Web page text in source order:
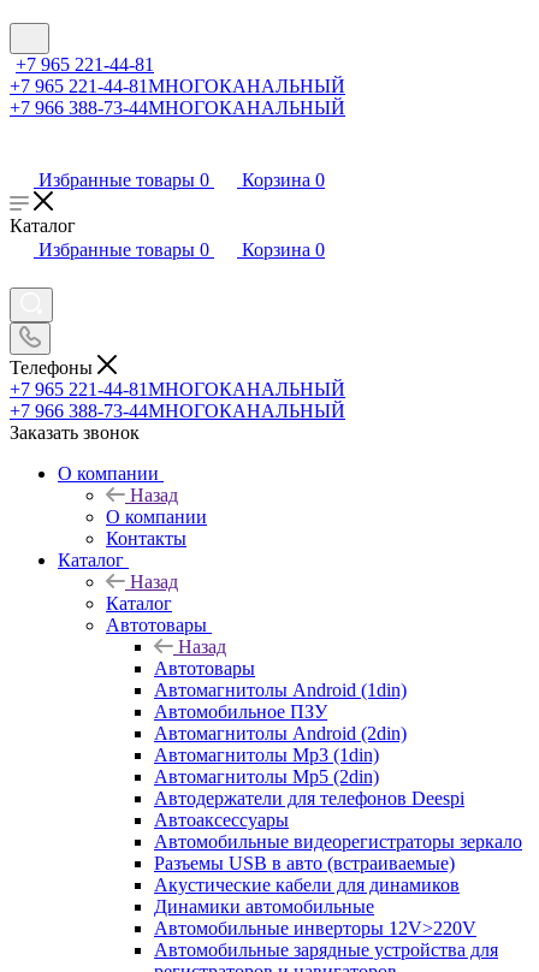
+7 965 221-44-81
+7 965 221-44-81МНОГОКАНАЛЬНЫЙ
+7 966 388-73-44МНОГОКАНАЛЬНЫЙ
Избранные товары 0 Корзина 0
Каталог
Избранные товары 0 Корзина 0
Телефоны
+7 965 221-44-81МНОГОКАНАЛЬНЫЙ
+7 966 388-73-44МНОГОКАНАЛЬНЫЙ
Заказать звонок
О компании
Назад
О компании
Контакты
Каталог
Назад
Каталог
Автотовары
Назад
Автотовары
Автомагнитолы Android (1din)
Автомобильное ПЗУ
Автомагнитолы Android (2din)
Автомагнитолы Mp3 (1din)
Автомагнитолы Mp5 (2din)
Автодержатели для телефонов Deespi
Автоаксессуары
Автомобильные видеорегистраторы зеркало
Разъемы USB в авто (встраиваемые)
Акустические кабели для динамиков
Динамики автомобильные
Автомобильные инверторы 12V>220V
Автомобильные зарядные устройства для